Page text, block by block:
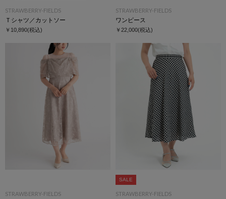
STRAWBERRY-FIELDS
Ｔシャツ／カットソー
￥10,890(税込)
STRAWBERRY-FIELDS
ワンピース
￥22,000(税込)
STRAWBERRY-FIELDS
SALE
STRAWBERRY-FIELDS